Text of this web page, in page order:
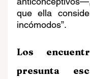
que ella
incómodos”.
Los
presunta